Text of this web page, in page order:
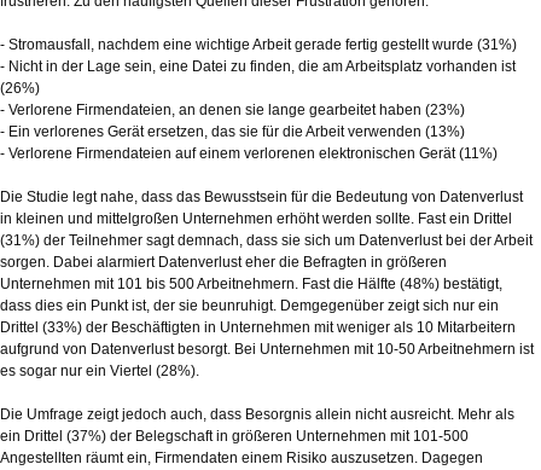
- Stromausfall, nachdem eine wichtige Arbeit gerade fertig gestellt wurde (31%)
- Nicht in der Lage sein, eine Datei zu finden, die am Arbeitsplatz vorhanden ist
(26%)
- Verlorene Firmendateien, an denen sie lange gearbeitet haben (23%)
- Ein verlorenes Gerät ersetzen, das sie für die Arbeit verwenden (13%)
- Verlorene Firmendateien auf einem verlorenen elektronischen Gerät (11%)
Die Studie legt nahe, dass das Bewusstsein für die Bedeutung von Datenverlust
in kleinen und mittelgroßen Unternehmen erhöht werden sollte. Fast ein Drittel
(31%) der Teilnehmer sagt demnach, dass sie sich um Datenverlust bei der Arbeit
sorgen. Dabei alarmiert Datenverlust eher die Befragten in größeren
Unternehmen mit 101 bis 500 Arbeitnehmern. Fast die Hälfte (48%) bestätigt,
dass dies ein Punkt ist, der sie beunruhigt. Demgegenüber zeigt sich nur ein
Drittel (33%) der Beschäftigten in Unternehmen mit weniger als 10 Mitarbeitern
aufgrund von Datenverlust besorgt. Bei Unternehmen mit 10-50 Arbeitnehmern ist
es sogar nur ein Viertel (28%).
Die Umfrage zeigt jedoch auch, dass Besorgnis allein nicht ausreicht. Mehr als
ein Drittel (37%) der Belegschaft in größeren Unternehmen mit 101-500
Angestellten räumt ein, Firmendaten einem Risiko auszusetzen. Dagegen